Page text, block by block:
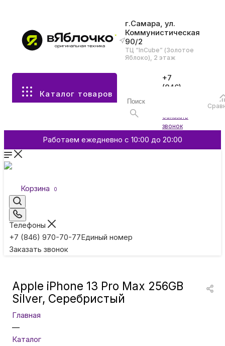
г.Самара, ул.
Коммунистическая
90/2
ТЦ “InCube” (Золотое
Яблоко), 2 этаж
Каталог товаров
+7
(846)
Заказать
звонок
Работаем ежедневно с 10:00 до 20:00
Корзина 0
Телефоны
+7 (846) 970-70-77Единый номер
Заказать звонок
Все разделы каталога
Аксессуары
Смартфоны и гаджеты
Умные кольца
Apple iPhone 13 Pro Max 256GB
Silver, Серебристый
Главная
—
Каталог